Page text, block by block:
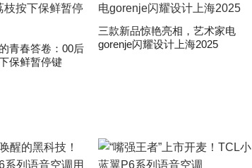
青春答卷：00后
保鲜暂停键
三款新品惊艳亮相，艺术家电
gorenje闪耀设计上海2025